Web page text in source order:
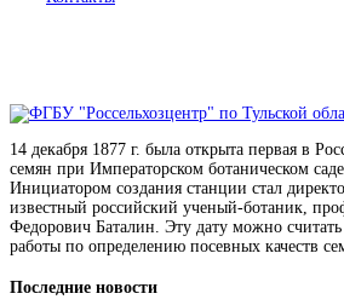
14 декабря 1877 г. была открыта первая в
семян при Императорском ботаническом
Инициатором создания станции стал
известный российский ученый-ботаник,
Федорович Баталин. Эту дату можно
работы по определению посевных качеств
Последние новости